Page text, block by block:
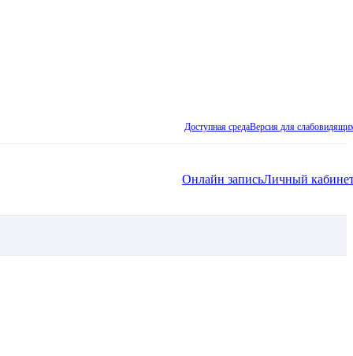
Доступная средаВерсия для
Онлайн записьЛичный